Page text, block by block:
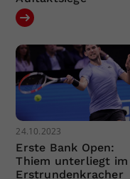
24.10.2023
Erste Bank Open:
Thiem unterliegt im
Erstrundenkracher